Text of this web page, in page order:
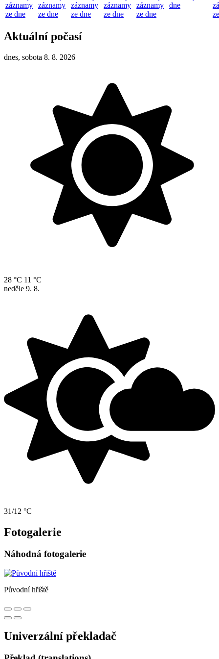
záznamy
ze dne
záznamy
ze dne
záznamy
ze dne
záznamy
ze dne
záznamy
ze dne
dne
Aktuální počasí
dnes, sobota 8. 8. 2026
28 °C 11 °C
neděle 9. 8.
31/12 °C
Fotogalerie
Náhodná fotogalerie
Původní hřiště
Univerzální překladač